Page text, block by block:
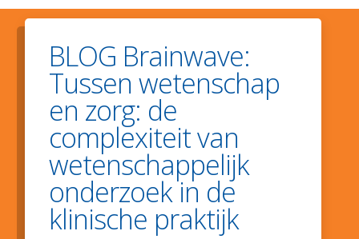
BLOG Brainwave:
Tussen wetenschap
en zorg: de
complexiteit van
wetenschappelijk
onderzoek in de
klinische praktijk